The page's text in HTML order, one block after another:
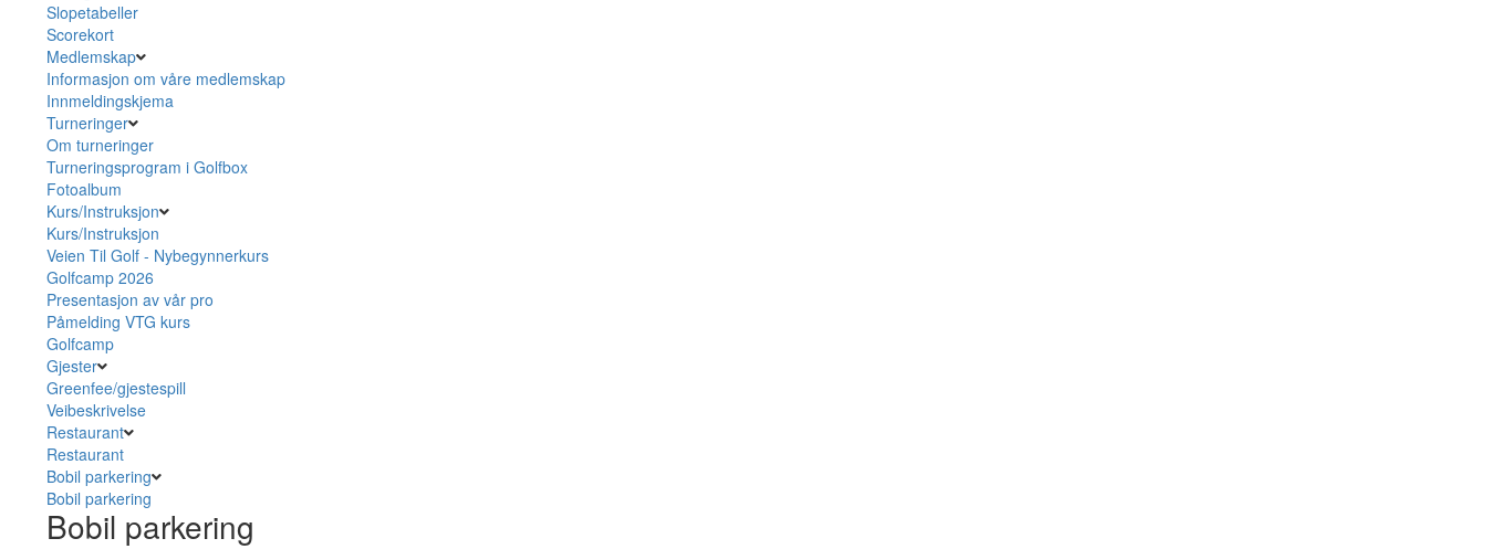
Slopetabeller
Scorekort
Medlemskap
Informasjon om våre medlemskap
Innmeldingskjema
Turneringer
Om turneringer
Turneringsprogram i Golfbox
Fotoalbum
Kurs/Instruksjon
Kurs/Instruksjon
Veien Til Golf - Nybegynnerkurs
Golfcamp 2026
Presentasjon av vår pro
Påmelding VTG kurs
Golfcamp
Gjester
Greenfee/gjestespill
Veibeskrivelse
Restaurant
Restaurant
Bobil parkering
Bobil parkering
Bobil parkering